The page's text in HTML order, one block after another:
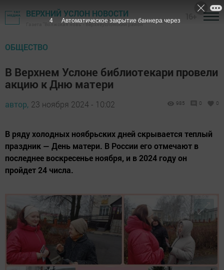
ВЕРХНИЙ УСЛОН НОВОСТИ
Газета "Волжская новь" - Верхнеуслонский район
ОБЩЕСТВО
В Верхнем Услоне библиотекари провели
акцию к Дню матери
автор, 23 ноября 2024 - 10:02 985 0 0
В ряду холодных ноябрьских дней скрывается теплый
праздник — День матери. В России его отмечают в
последнее воскресенье ноября, и в 2024 году он
пройдет 24 числа.
3 Автоматическое закрытие баннера через